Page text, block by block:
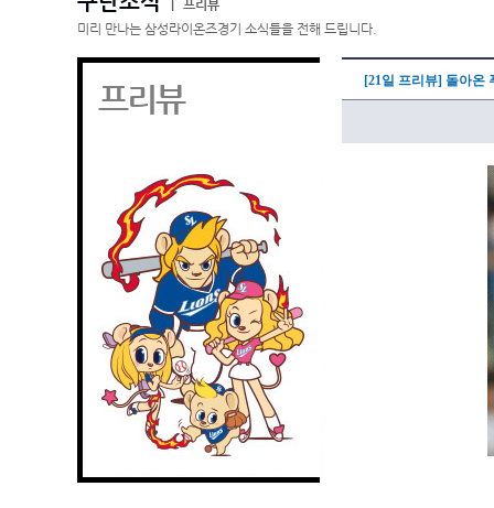
프리뷰
미리 만나는 삼성라이온즈경기 소식들을 전해 드립니다.
프리뷰 [21일 프리뷰] 돌아온